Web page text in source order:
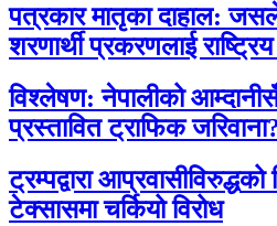
पत्रकार मातृका दाहाल:
शरणार्थी प्रकरणलाई
विश्लेषण: नेपालीको
प्रस्तावित ट्राफिक
ट्रम्पद्वारा
टेक्सासमा चर्कियो विरोध